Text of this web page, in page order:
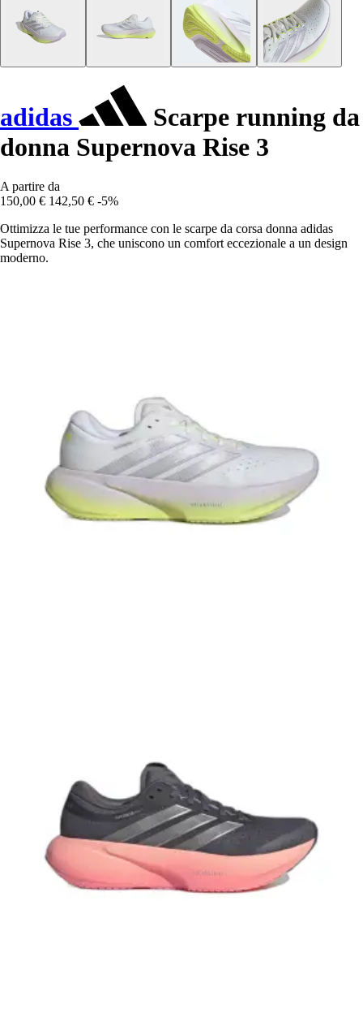
adidas
Scarpe running da
donna Supernova Rise 3
A partire da
150,00 € 142,50 € -5%
Ottimizza le tue performance con le scarpe da corsa donna adidas
Supernova Rise 3, che uniscono un comfort eccezionale a un design
moderno.